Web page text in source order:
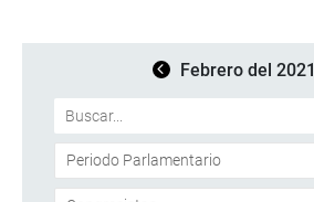
Febrero del 2021